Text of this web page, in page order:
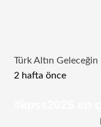
Türk Altın
2 hafta önce